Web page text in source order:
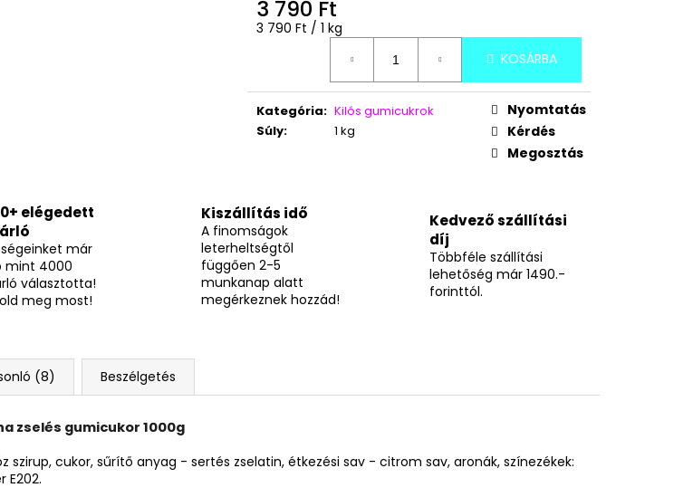
3 790 Ft
Egységár:
3 790 Ft / 1 kg
KOSÁRBA
Kategória: Kilós gumicukrok
Súly: 1 kg
Nyomtatás
Kérdés
Megosztás
elégedett
már
mint 4000
választotta!
meg most!
Kiszállítás idő
A finomságok
leterheltségtől
függően 2-5
munkanap alatt
megérkeznek hozzád!
Kedvező szállítási
díj
Többféle szállítási
lehetőség már 1490.-
forinttól.
(8) Beszélgetés
zselés gumicukor 1000g
szirup, cukor, sűrítő anyag - sertés zselatin, étkezési sav - citrom sav, aronák, színezékek:
E202.
TUTTI CSOKOLÁDÉ ÍZŰ FAGYIPOR 96G